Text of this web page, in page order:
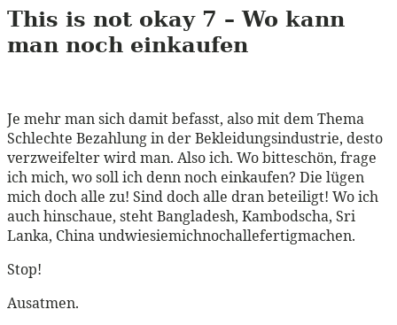
This is not okay 7 – Wo kann
man noch einkaufen
Je mehr man sich damit befasst, also mit dem Thema
Schlechte Bezahlung in der Bekleidungsindustrie, desto
verzweifelter wird man. Also ich. Wo bitteschön, frage
ich mich, wo soll ich denn noch einkaufen? Die lügen
mich doch alle zu! Sind doch alle dran beteiligt! Wo ich
auch hinschaue, steht Bangladesh, Kambodscha, Sri
Lanka, China undwiesiemichnochallefertigmachen.
Stop!
Ausatmen.